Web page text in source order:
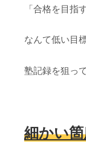
「合格を目指
なんて低い目
塾記録を狙っ
細かい